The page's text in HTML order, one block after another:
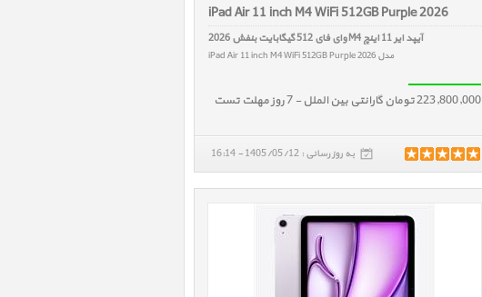
iPad Air 11 inch M4 WiFi 512GB Purple 2026
آیپد ایر 11 اینچ M4 وای فای 512 گیگابایت بنفش 2026
مدل iPad Air 11 inch M4 WiFi 512GB Purple 2026
223,800,000 تومان گارانتی بین الملل - 7 روز مهلت تست
به روز رسانی : 1405/05/12 - 16:14